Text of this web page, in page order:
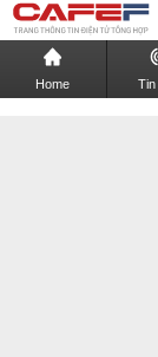
Home Tin